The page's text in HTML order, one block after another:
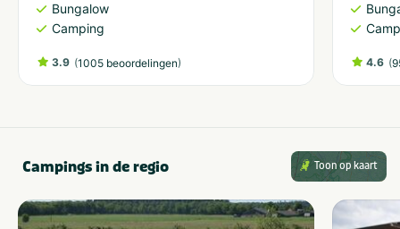
Bungalow
Camping
3.9 (1005 beoordelingen) 4.6 (
Campings in de regio Toon op kaart